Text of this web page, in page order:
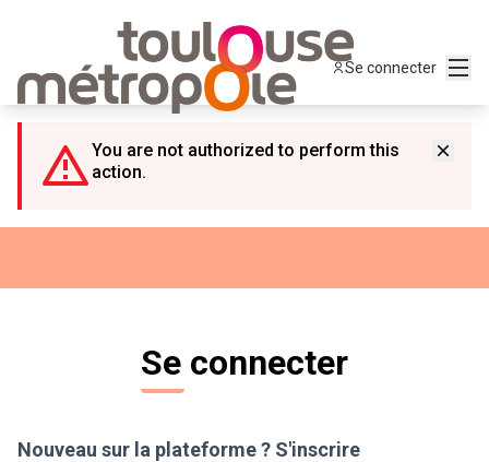
Se connecter
You are not authorized to perform this
action.
Se connecter
Nouveau sur la plateforme ? S'inscrire